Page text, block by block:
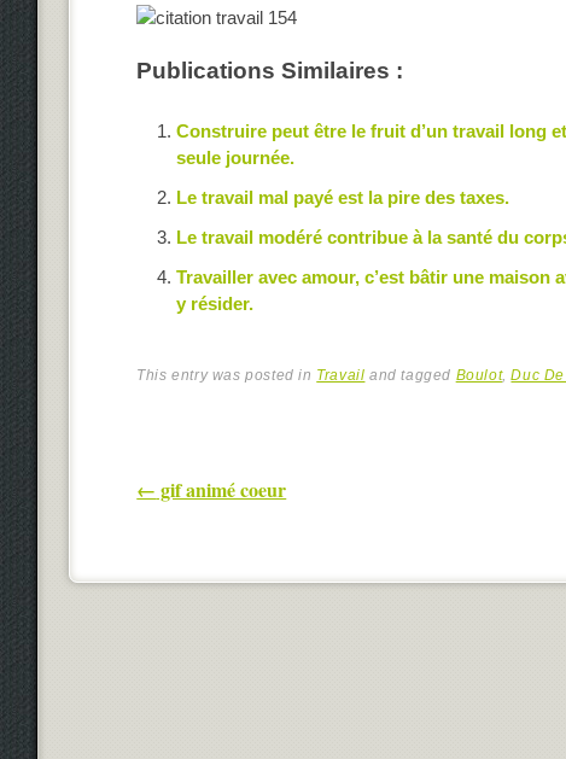
Publications Similaires :
Construire peut être le fruit d’un travail long
seule journée.
Le travail mal payé est la pire des taxes.
Le travail modéré contribue à la santé du
Travailler avec amour, c’est bâtir une
y résider.
This entry was posted in Travail and tagged Boulot,Duc
Post navigation
← gif animé coeur